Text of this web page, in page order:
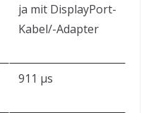
ja mit DisplayPort-
Kabel/-Adapter
911 µs